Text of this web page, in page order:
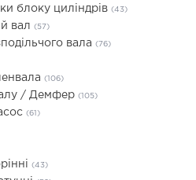
блоку циліндрів (43)
вал (57)
вала (76)
(106)
/ Демфер (105)
(61)
(43)